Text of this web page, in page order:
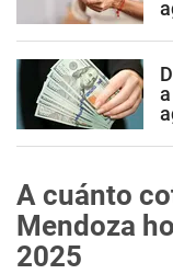
A cuánto
Mendoza
2025